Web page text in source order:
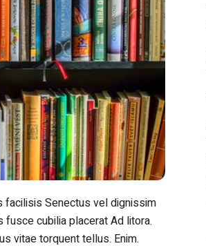
facilisis Senectus vel dignissim
cubilia placerat Ad litora.
vitae torquent tellus. Enim.